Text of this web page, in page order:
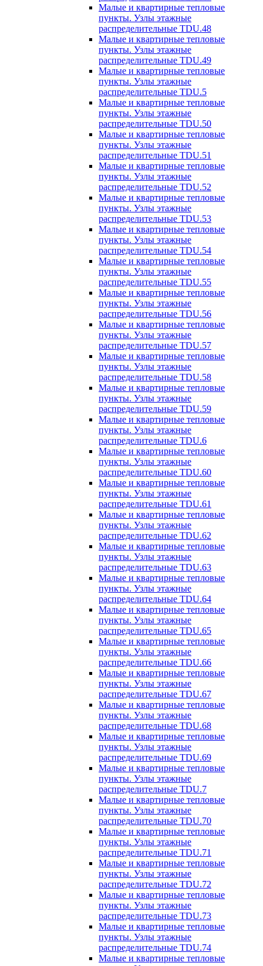
Малые и квартирные тепловые
пункты. Узлы этажные
распределительные TDU.48
Малые и квартирные тепловые
пункты. Узлы этажные
распределительные TDU.49
Малые и квартирные тепловые
пункты. Узлы этажные
распределительные TDU.5
Малые и квартирные тепловые
пункты. Узлы этажные
распределительные TDU.50
Малые и квартирные тепловые
пункты. Узлы этажные
распределительные TDU.51
Малые и квартирные тепловые
пункты. Узлы этажные
распределительные TDU.52
Малые и квартирные тепловые
пункты. Узлы этажные
распределительные TDU.53
Малые и квартирные тепловые
пункты. Узлы этажные
распределительные TDU.54
Малые и квартирные тепловые
пункты. Узлы этажные
распределительные TDU.55
Малые и квартирные тепловые
пункты. Узлы этажные
распределительные TDU.56
Малые и квартирные тепловые
пункты. Узлы этажные
распределительные TDU.57
Малые и квартирные тепловые
пункты. Узлы этажные
распределительные TDU.58
Малые и квартирные тепловые
пункты. Узлы этажные
распределительные TDU.59
Малые и квартирные тепловые
пункты. Узлы этажные
распределительные TDU.6
Малые и квартирные тепловые
пункты. Узлы этажные
распределительные TDU.60
Малые и квартирные тепловые
пункты. Узлы этажные
распределительные TDU.61
Малые и квартирные тепловые
пункты. Узлы этажные
распределительные TDU.62
Малые и квартирные тепловые
пункты. Узлы этажные
распределительные TDU.63
Малые и квартирные тепловые
пункты. Узлы этажные
распределительные TDU.64
Малые и квартирные тепловые
пункты. Узлы этажные
распределительные TDU.65
Малые и квартирные тепловые
пункты. Узлы этажные
распределительные TDU.66
Малые и квартирные тепловые
пункты. Узлы этажные
распределительные TDU.67
Малые и квартирные тепловые
пункты. Узлы этажные
распределительные TDU.68
Малые и квартирные тепловые
пункты. Узлы этажные
распределительные TDU.69
Малые и квартирные тепловые
пункты. Узлы этажные
распределительные TDU.7
Малые и квартирные тепловые
пункты. Узлы этажные
распределительные TDU.70
Малые и квартирные тепловые
пункты. Узлы этажные
распределительные TDU.71
Малые и квартирные тепловые
пункты. Узлы этажные
распределительные TDU.72
Малые и квартирные тепловые
пункты. Узлы этажные
распределительные TDU.73
Малые и квартирные тепловые
пункты. Узлы этажные
распределительные TDU.74
Малые и квартирные тепловые